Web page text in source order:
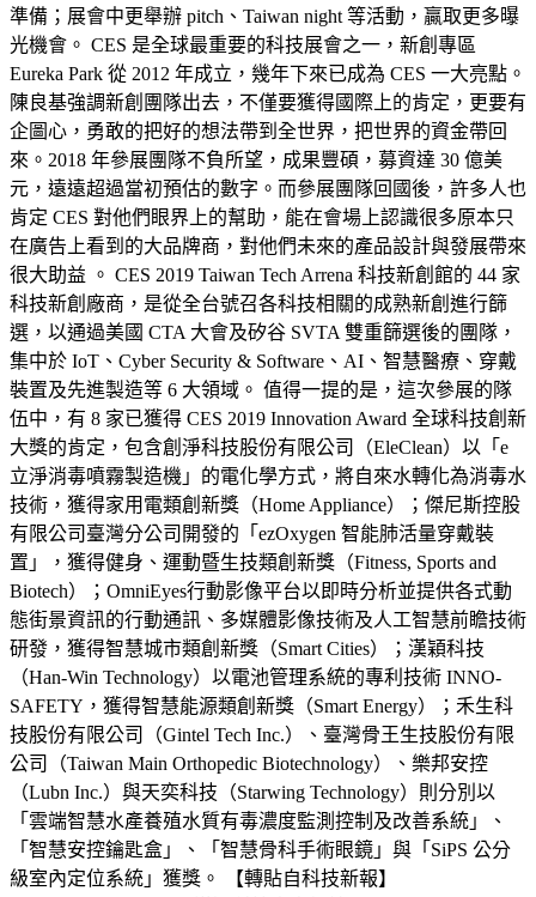
準備；展會中更舉辦 pitch、Taiwan night 等活動，贏取更多曝
光機會。 CES 是全球最重要的科技展會之一，新創專區
Eureka Park 從 2012 年成立，幾年下來已成為 CES 一大亮點。
陳良基強調新創團隊出去，不僅要獲得國際上的肯定，更要有
企圖心，勇敢的把好的想法帶到全世界，把世界的資金帶回
來。2018 年參展團隊不負所望，成果豐碩，募資達 30 億美
元，遠遠超過當初預估的數字。而參展團隊回國後，許多人也
肯定 CES 對他們眼界上的幫助，能在會場上認識很多原本只
在廣告上看到的大品牌商，對他們未來的產品設計與發展帶來
很大助益 。 CES 2019 Taiwan Tech Arrena 科技新創館的 44 家
科技新創廠商，是從全台號召各科技相關的成熟新創進行篩
選，以通過美國 CTA 大會及矽谷 SVTA 雙重篩選後的團隊，
集中於 IoT、Cyber Security & Software、AI、智慧醫療、穿戴
裝置及先進製造等 6 大領域。 值得一提的是，這次參展的隊
伍中，有 8 家已獲得 CES 2019 Innovation Award 全球科技創新
大獎的肯定，包含創淨科技股份有限公司（EleClean）以「e
立淨消毒噴霧製造機」的電化學方式，將自來水轉化為消毒水
技術，獲得家用電類創新獎（Home Appliance）；傑尼斯控股
有限公司臺灣分公司開發的「ezOxygen 智能肺活量穿戴裝
置」，獲得健身、運動暨生技類創新獎（Fitness, Sports and
Biotech）；OmniEyes行動影像平台以即時分析並提供各式動
態街景資訊的行動通訊、多媒體影像技術及人工智慧前瞻技術
研發，獲得智慧城市類創新獎（Smart Cities）；漢穎科技
（Han-Win Technology）以電池管理系統的專利技術 INNO-
SAFETY，獲得智慧能源類創新獎（Smart Energy）；禾生科
技股份有限公司（Gintel Tech Inc.）、臺灣骨王生技股份有限
公司（Taiwan Main Orthopedic Biotechnology）、樂邦安控
（Lubn Inc.）與天奕科技（Starwing Technology）則分別以
「雲端智慧水產養殖水質有毒濃度監測控制及改善系統」、
「智慧安控鑰匙盒」、「智慧骨科手術眼鏡」與「SiPS 公分
級室內定位系統」獲獎。 【轉貼自科技新報】